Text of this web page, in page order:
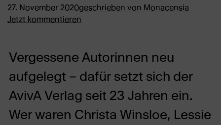
27. November 2020geschrieben von Monacensia
Jetzt kommentieren
Vergessene Autorinnen neu
aufgelegt – dafür setzt sich der
AvivA Verlag seit 23 Jahren ein.
Wer waren Christa Winsloe, Lessie